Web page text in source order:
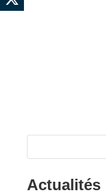
Actualités